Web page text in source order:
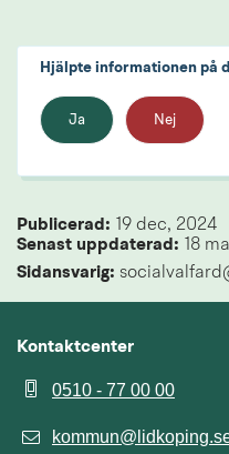
Hjälpte informationen på
Ja Nej
Publicerad:
19 dec, 2024
Senast uppdaterad:
18
Sidansvarig:
Kontaktcenter
0510 - 77 00 00